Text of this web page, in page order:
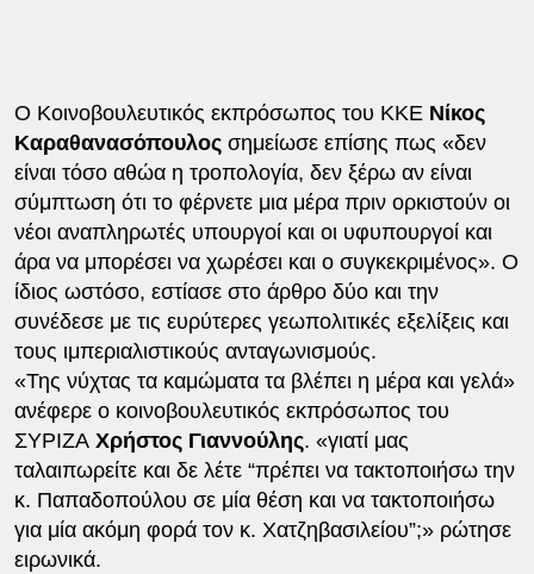
Ο Κοινοβουλευτικός εκπρόσωπος του ΚΚΕ Νίκος
Καραθανασόπουλοςσημείωσε επίσης πως «δεν
είναι τόσο αθώα η τροπολογία, δεν ξέρω αν είναι
σύμπτωση ότι το φέρνετε μια μέρα πριν ορκιστούν οι
νέοι αναπληρωτές υπουργοί και οι υφυπουργοί και
άρα να μπορέσει να χωρέσει και ο συγκεκριμένος». Ο
ίδιος ωστόσο, εστίασε στο άρθρο δύο και την
συνέδεσε με τις ευρύτερες γεωπολιτικές εξελίξεις και
τους ιμπεριαλιστικούς ανταγωνισμούς.
«Της νύχτας τα καμώματα τα βλέπει η μέρα και γελά»
ανέφερε ο κοινοβουλευτικός εκπρόσωπος του
ΣΥΡΙΖΑ Χρήστος Γιαννούλης. «γιατί μας
ταλαιπωρείτε και δε λέτε “πρέπει να τακτοποιήσω την
κ. Παπαδοπούλου σε μία θέση και να τακτοποιήσω
για μία ακόμη φορά τον κ. Χατζηβασιλείου”;» ρώτησε
ειρωνικά.